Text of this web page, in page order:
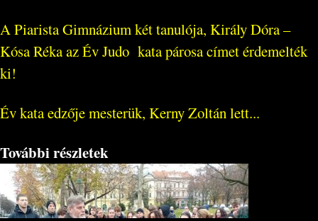
A Piarista Gimnázium két tanulója, Király Dóra –
Kósa Réka az Év Judo kata párosa címet érdemelték
ki!
Év kata edzője mesterük, Kerny Zoltán lett...
További részletek